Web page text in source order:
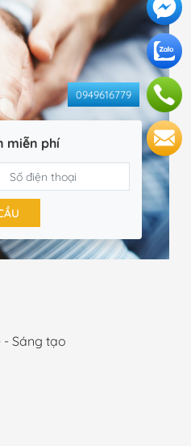
- Sáng tạo
0949616779
miễn phí